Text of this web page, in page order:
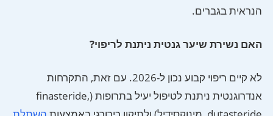
הנראית בגברים.
האם נשירת שיער גנטית ניתנת לריפוי?
לא קיים ריפוי קבוע נכון ל-2026. עם זאת, התקרחות
אנדרוגנטית ניתנת לטיפול יעיל בתרופות (finasteride,